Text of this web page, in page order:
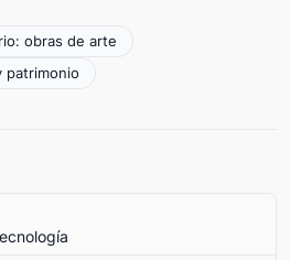
obras de arte
patrimonio